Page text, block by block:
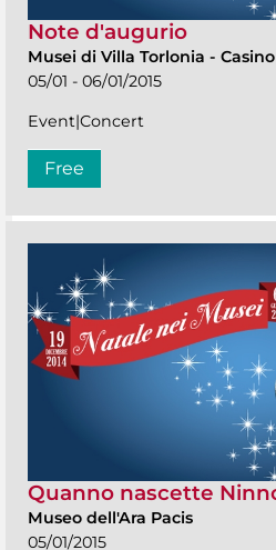
Note d'augurio
Musei di Villa Torlonia -
05/01 - 06/01/2015
Event|Concert
Free
Quanno nascette
Museo dell'Ara Pacis
05/01/2015